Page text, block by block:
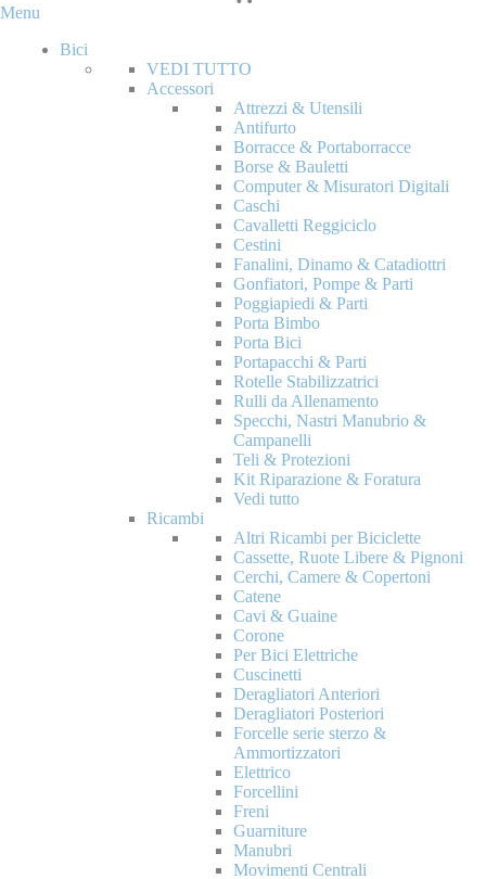
Menu
Bici
VEDI TUTTO
Accessori
Attrezzi & Utensili
Antifurto
Borracce & Portaborracce
Borse & Bauletti
Computer & Misuratori Digitali
Caschi
Cavalletti Reggiciclo
Cestini
Fanalini, Dinamo & Catadiottri
Gonfiatori, Pompe & Parti
Poggiapiedi & Parti
Porta Bimbo
Porta Bici
Portapacchi & Parti
Rotelle Stabilizzatrici
Rulli da Allenamento
Specchi, Nastri Manubrio &
Campanelli
Teli & Protezioni
Kit Riparazione & Foratura
Vedi tutto
Ricambi
Altri Ricambi per Biciclette
Cassette, Ruote Libere & Pignoni
Cerchi, Camere & Copertoni
Catene
Cavi & Guaine
Corone
Per Bici Elettriche
Cuscinetti
Deragliatori Anteriori
Deragliatori Posteriori
Forcelle serie sterzo &
Ammortizzatori
Elettrico
Forcellini
Freni
Guarniture
Manubri
Movimenti Centrali